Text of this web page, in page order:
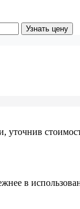
Узнать цену
в